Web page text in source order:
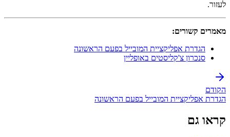
לעזור.
מאמרים קשורים:
הגדרת אפליקציית המובייל בפעם הראשונה
סנכרון צ'קליסטים באופליין
הקודם
הגדרת אפליקציית המובייל בפעם הראשונה
קראו גם